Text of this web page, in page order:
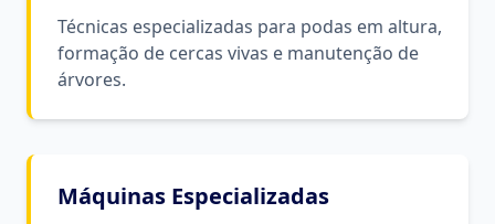
Técnicas especializadas para podas em altura,
formação de cercas vivas e manutenção de
árvores.
Máquinas Especializadas